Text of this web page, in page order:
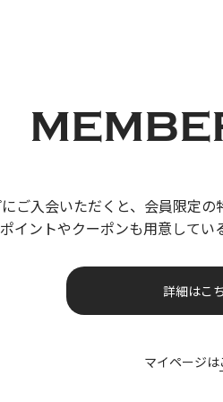
ご入会いただくと、 会員限定の
ポイントやクーポンも用意してい
詳細はこ
マイページは